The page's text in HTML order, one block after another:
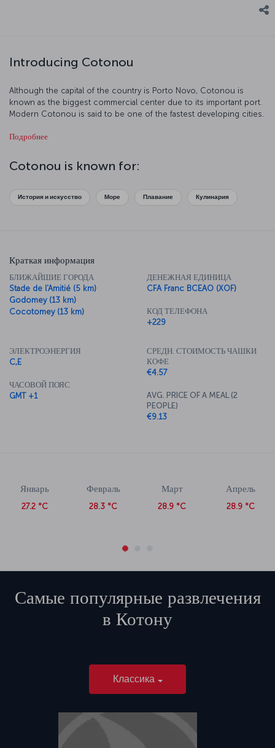
Introducing Cotonou
Although the capital of the country is Porto Novo, Cotonou is
known as the biggest commercial center due to its important port.
Modern Cotonou is said to be one of the fastest developing cities.
a popular place for tourists in recent years.
Подробнее
Cotonou is known for:
История и искусство Море Плавание Кулинария
Краткая информация
БЛИЖАЙШИЕ ГОРОДА
Stade de l'Amitié (5 km)
Godomey (13 km)
Cocotomey (13 km)
ДЕНЕЖНАЯ ЕДИНИЦА
CFA Franc BCEAO (XOF)
КОД ТЕЛЕФОНА
+229
ЭЛЕКТРОЭНЕРГИЯ
C,E
ЧАСОВОЙ ПОЯС
GMT +1
СРЕДН. СТОИМОСТЬ ЧАШКИ
КОФЕ
€4.57
AVG. PRICE OF A MEAL (2
PEOPLE)
€9.13
Январь
27.2 °C
Февраль
28.3 °C
Март
28.9 °C
Апрель
28.9 °C
Самые популярные развлечения
в Котону
Классика